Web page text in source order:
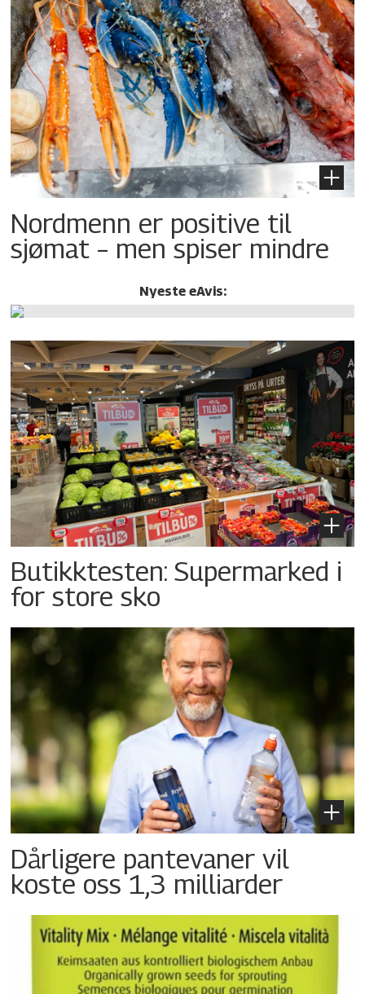
Nordmenn er positive til
sjømat – men spiser mindre
Nyeste eAvis:
Butikktesten: Supermarked i
for store sko
Dårligere pantevaner vil
koste oss 1,3 milliarder